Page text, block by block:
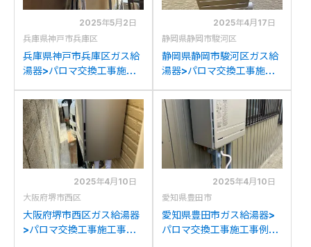
2025年5月2日
兵庫県神戸市兵庫区
兵庫県神戸市兵庫区ガス給
湯器>パロマ交換工事施工
V2401SAWからパロマ
FH-E2421SAWLへの交換
2025年4月17日
静岡県静岡市駿河区
静岡県静岡市駿河区ガス給
湯器>パロマ交換工事施工
C2442(S)AWXからパロ
マFH-E2421SAWLへの交
換
2025年4月10日
大阪府堺市西区
大阪府堺市西区ガス給湯器
>パロマ交換工事施工事
2025年4月10日
愛知県豊田市
愛知県豊田市ガス給湯器>
パロマ交換工事施工事例：